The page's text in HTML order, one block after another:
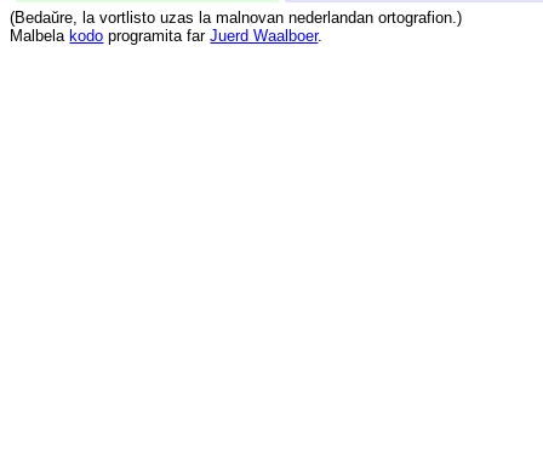
(Bedaŭre, la vortlisto uzas la malnovan nederlandan ortografion.)
Malbela kodo programita far Juerd Waalboer.